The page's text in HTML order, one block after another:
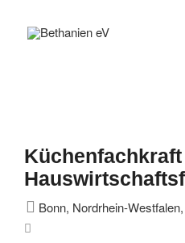
Bonn, Nordrhein-